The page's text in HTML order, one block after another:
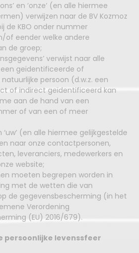
en ‘onze’ (en alle hiermee
verwijzen naar de BV Kozmoz
de KBO onder nummer
of eender welke andere
de groep;
verwijst naar alle
geïdentificeerde of
persoon (d.w.z. een
of indirect geïdentificeerd kan
aan de hand van een
of van een of meer
‘uw’ (en alle hiermee gelijkgestelde
naar onze contactpersonen,
leveranciers, medewerkers en
website;
moeten begrepen worden in
met de wetten die van
de gegevensbescherming (in het
Verordening
(EU) 2016/679).
persoonlijke levenssfeer